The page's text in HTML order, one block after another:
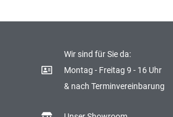
Wir sind für Sie da:
Montag - Freitag 9 - 16 Uhr
& nach Terminvereinbarung